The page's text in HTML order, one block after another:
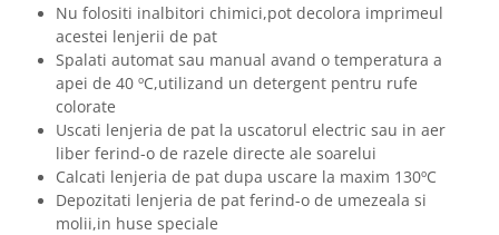
Nu folositi inalbitori chimici,pot decolora imprimeul
acestei lenjerii de pat
Spalati automat sau manual avand o temperatura a
apei de 40 ºC,utilizand un detergent pentru rufe
colorate
Uscati lenjeria de pat la uscatorul electric sau in aer
liber ferind-o de razele directe ale soarelui
Calcati lenjeria de pat dupa uscare la maxim 130ºC
Depozitati lenjeria de pat ferind-o de umezeala si
molii,in huse speciale